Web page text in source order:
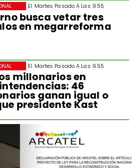
El Martes Pasado A Las 9:55
busca vetar tres
en megarreforma
El Martes Pasado A Las 9:55
millonarios en
46
ganan igual o
presidente Kast